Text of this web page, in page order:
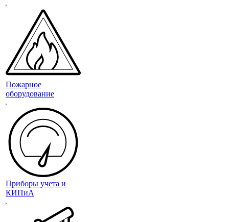
Пожарное
оборудование
Приборы учета и
КИПиА